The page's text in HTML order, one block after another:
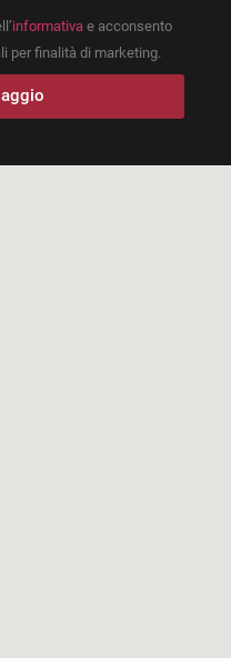
informativa e acconsento
per finalità di marketing.